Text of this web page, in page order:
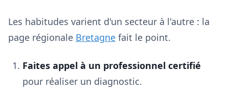
Les habitudes varient d'un secteur à l'autre : la
page régionale Bretagne fait le point.
Faites appel à un professionnel certifié
pour réaliser un diagnostic.